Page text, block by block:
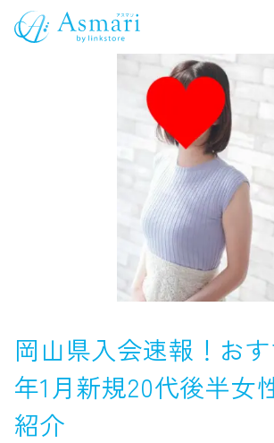
岡山県入会速報！お
年1月新規20代後半女
紹介